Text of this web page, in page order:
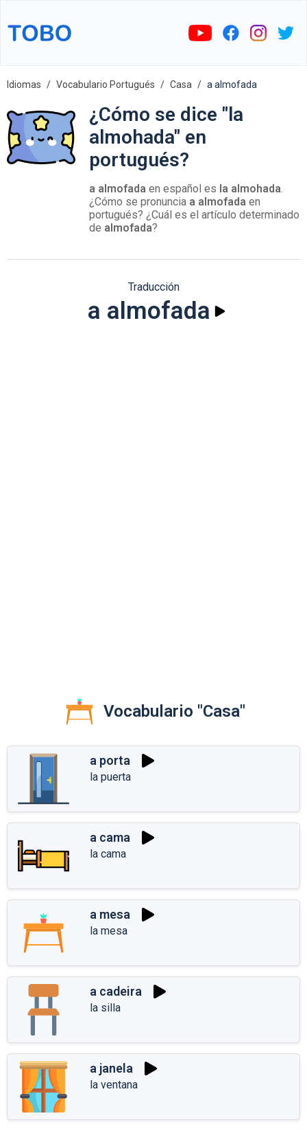
Idiomas Vocabulario Portugués Casa a almofada
¿Cómo se dice "la
almohada" en
portugués?
a almofada en español es la almohada.
¿Cómo se pronuncia a almofada en
portugués? ¿Cuál es el artículo determinado
de almofada?
Traducción
a almofada
Vocabulario "Casa"
a porta
la puerta
a cama
la cama
a mesa
la mesa
a cadeira
la silla
a janela
la ventana